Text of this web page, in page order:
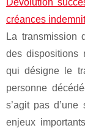
Dévolution
créances
La transmission
des dispositions
qui désigne le
personne
s’agit pas
enjeux